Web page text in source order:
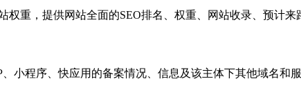
重，提供网站全面的SEO排名、权重、网站收录、预计来
小程序、快应用的备案情况、信息及该主体下其他域名和服